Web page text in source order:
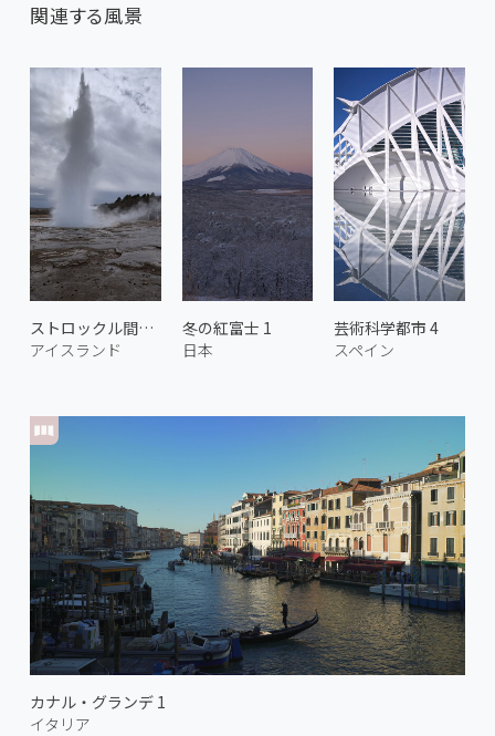
関連する風景
ストロックル間欠泉 2
アイスランド
カナル・グランデ 1
イタリア
冬の紅富士 1
日本
芸術科学都市 4
スペイン